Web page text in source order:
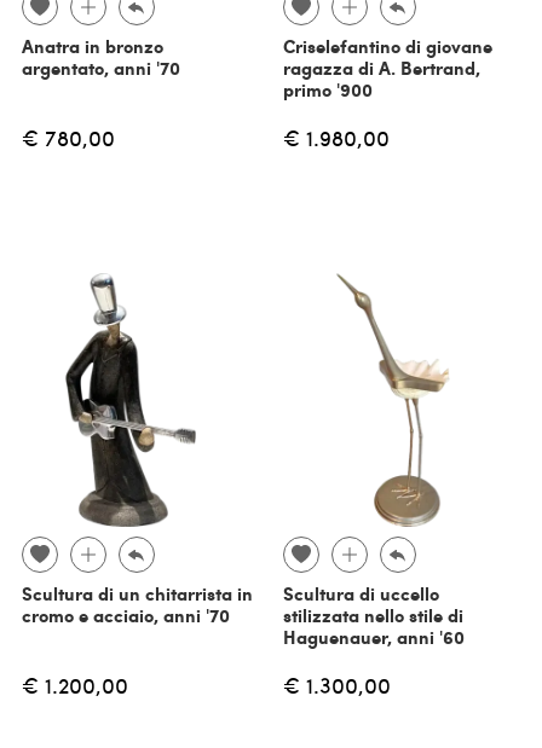
Anatra in bronzo
argentato, anni '70
€ 780,00
Criselefantino di giovane
ragazza di A. Bertrand,
primo '900
€ 1.980,00
Scultura di un chitarrista in
cromo e acciaio, anni '70
€ 1.200,00
Scultura di uccello
stilizzata nello stile di
Haguenauer, anni '60
€ 1.300,00